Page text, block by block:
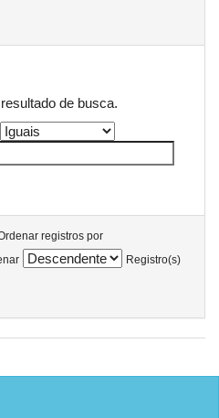
de busca.
registros por
Registro(s)